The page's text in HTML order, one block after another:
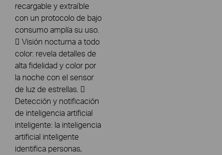
recargable y extraíble
con un protocolo de bajo
consumo amplía su uso.
 Visión nocturna a todo
color: revela detalles de
alta fidelidad y color por
la noche con el sensor
de luz de estrellas. 
Detección y notificación
de inteligencia artificial
inteligente: la inteligencia
artificial inteligente
identifica personas,